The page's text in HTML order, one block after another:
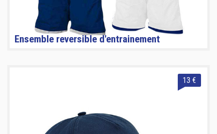
Ensemble reversible d'entrainement
13 €